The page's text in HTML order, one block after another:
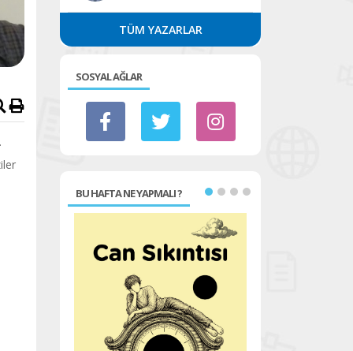
TÜM YAZARLAR
SOSYAL AĞLAR
BU HAFTA NE YAPMALI ?